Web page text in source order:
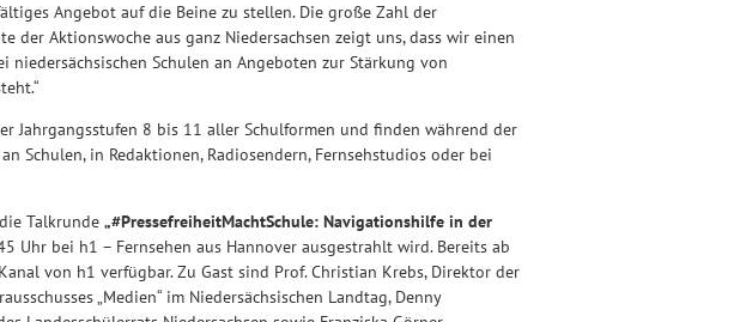
Angebot auf die Beine zu stellen. Die große Zahl der
der Aktionswoche aus ganz Niedersachsen zeigt uns, dass wir einen
Schulen an Angeboten zur Stärkung von
Jahrgangsstufen 8 bis 11 aller Schulformen und finden während der
Schulen, in Redaktionen, Radiosendern, Fernsehstudios oder bei
Talkrunde „#PressefreiheitMachtSchule: Navigationshilfe in der
Uhr bei h1 – Fernsehen aus Hannover ausgestrahlt wird. Bereits ab
von h1 verfügbar. Zu Gast sind Prof. Christian Krebs, Direktor der
„Medien“ im Niedersächsischen Landtag, Denny